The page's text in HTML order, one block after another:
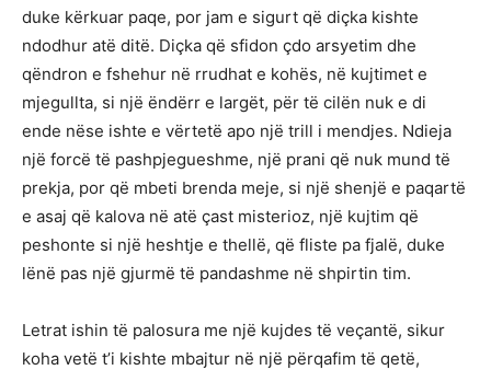
duke kërkuar paqe, por jam e sigurt që diçka kishte
ndodhur atë ditë. Diçka që sfidon çdo arsyetim dhe
qëndron e fshehur në rrudhat e kohës, në kujtimet e
mjegullta, si një ëndërr e largët, për të cilën nuk e di
ende nëse ishte e vërtetë apo një trill i mendjes. Ndieja
një forcë të pashpjegueshme, një prani që nuk mund të
prekja, por që mbeti brenda meje, si një shenjë e paqartë
e asaj që kalova në atë çast misterioz, një kujtim që
peshonte si një heshtje e thellë, që fliste pa fjalë, duke
lënë pas një gjurmë të pandashme në shpirtin tim.
Letrat ishin të palosura me një kujdes të veçantë, sikur
koha vetë t’i kishte mbajtur në një përqafim të qetë,